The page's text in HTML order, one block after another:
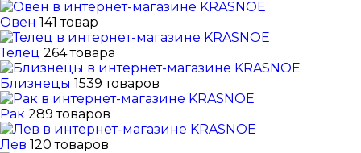
Овен 141 товар
Телец 264 товара
Близнецы 1539 товаров
Рак 289 товаров
Лев 120 товаров